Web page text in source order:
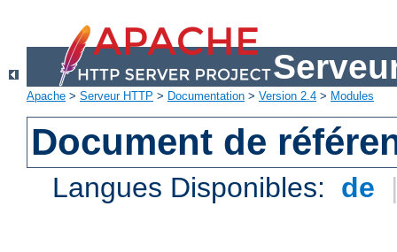
Apache > Serveur HTTP > Documentation > Version 2.4 > Modules
Document de
Langues Disponibles: de